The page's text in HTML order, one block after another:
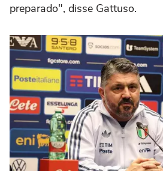
preparado", disse Gattuso.